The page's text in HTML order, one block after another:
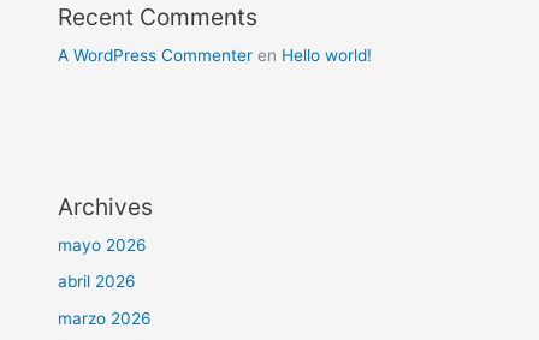
Recent Comments
A WordPress Commenter en Hello world!
Archives
mayo 2026
abril 2026
marzo 2026